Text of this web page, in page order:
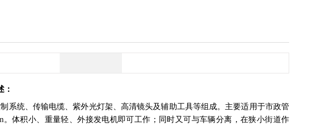
：
系统、传输电缆、紫外光灯架、高清镜头及辅助工具等组成。主要适用于市政管
。体积小、重量轻、外接发电机即可工作；同时又可与车辆分离，在狭小街道作